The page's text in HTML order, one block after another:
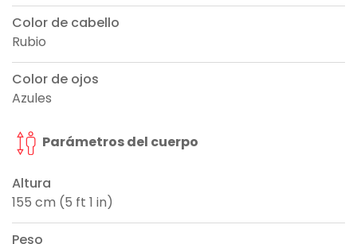
Color de cabello
Rubio
Color de ojos
Azules
Parámetros del cuerpo
Altura
155 cm (5 ft 1 in)
Peso